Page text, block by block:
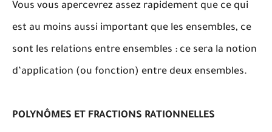
Vous vous apercevrez assez rapidement que ce qui
est au moins aussi important que les ensembles, ce
sont les relations entre ensembles : ce sera la notion
d’application (ou fonction) entre deux ensembles.
POLYNÔMES ET FRACTIONS RATIONNELLES